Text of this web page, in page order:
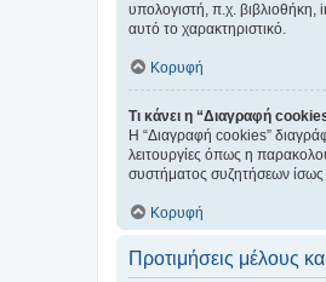
υπολογιστή, π.χ. βιβλιοθήκη,
αυτό το χαρακτηριστικό.
Κορυφή
Τι κάνει η “Διαγραφή
Η “Διαγραφή cookies”
λειτουργίες όπως η
συστήματος συζητήσεων ίσως
Κορυφή
Προτιμήσεις μέλους